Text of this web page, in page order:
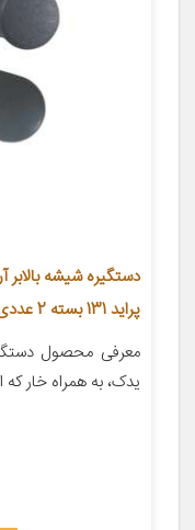
پراید 131 بسته 2 عددی
یدک، به همراه خار